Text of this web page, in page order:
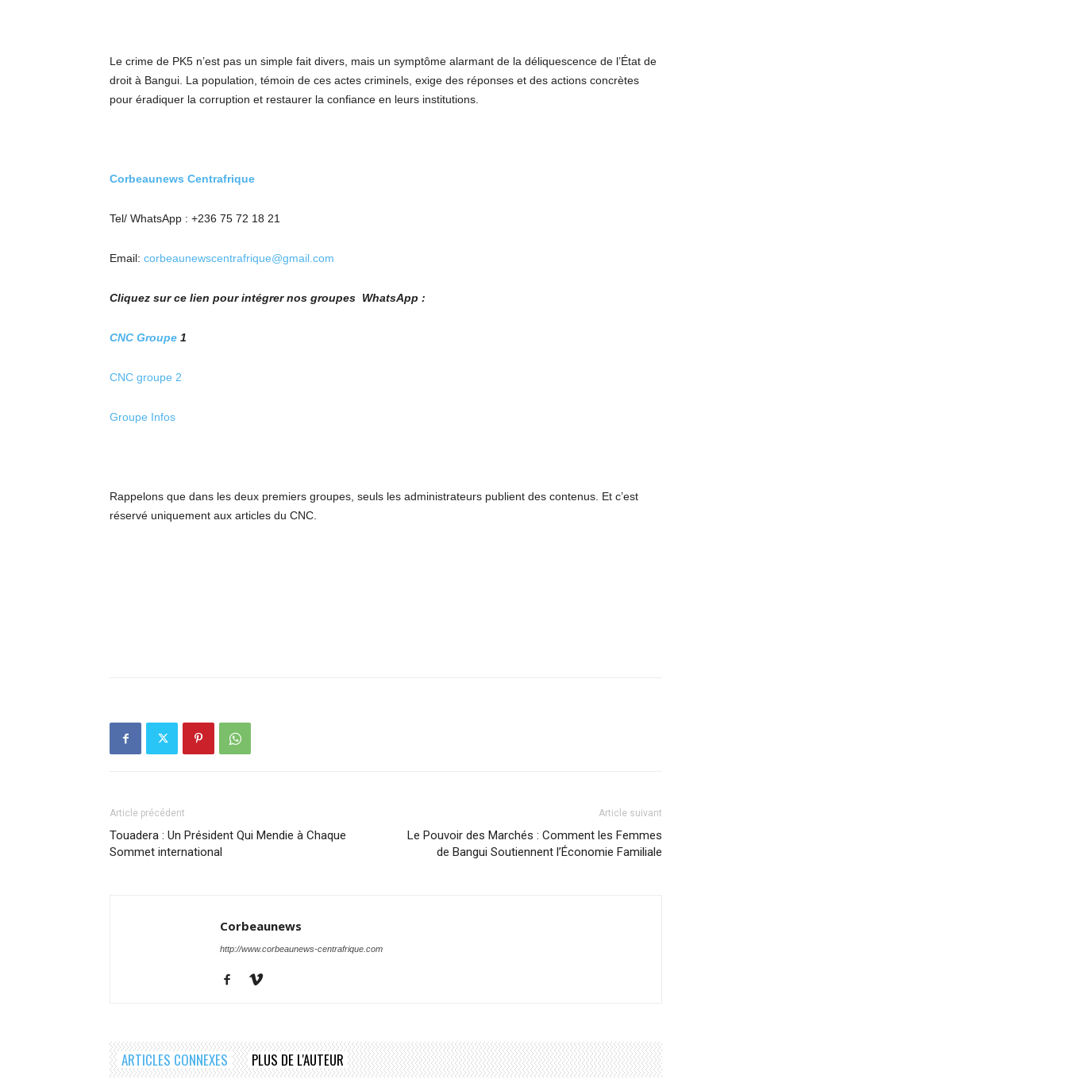
Le crime de PK5 n’est pas un simple fait divers, mais un symptôme alarmant de la déliquescence de l’État de
droit à Bangui. La population, témoin de ces actes criminels, exige des réponses et des actions concrètes
pour éradiquer la corruption et restaurer la confiance en leurs institutions.
Corbeaunews Centrafrique
Tel/ WhatsApp : +236 75 72 18 21
Email: corbeaunewscentrafrique@gmail.com
Cliquez sur ce lien pour intégrer nos groupes WhatsApp :
CNC Groupe 1
CNC groupe 2
Groupe Infos
Rappelons que dans les deux premiers groupes, seuls les administrateurs publient des contenus. Et c’est
réservé uniquement aux articles du CNC.
Article précédent
Touadera : Un Président Qui Mendie à Chaque
Sommet international
Article suivant
Le Pouvoir des Marchés : Comment les Femmes
de Bangui Soutiennent l’Économie Familiale
Corbeaunews
http://www.corbeaunews-centrafrique.com
ARTICLES CONNEXES PLUS DE L'AUTEUR